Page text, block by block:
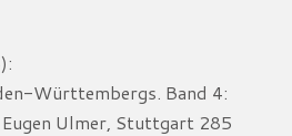
Württembergs. Band 4:
Ulmer, Stuttgart 285